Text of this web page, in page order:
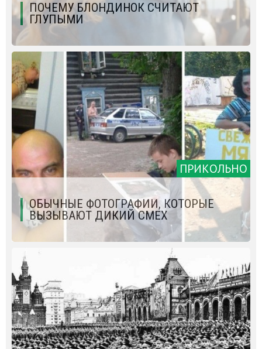
ПОЧЕМУ БЛОНДИНОК СЧИТАЮТ
ГЛУПЫМИ
ПРИКОЛЬНО
ОБЫЧНЫЕ ФОТОГРАФИИ, КОТОРЫЕ
ВЫЗЫВАЮТ ДИКИЙ СМЕХ